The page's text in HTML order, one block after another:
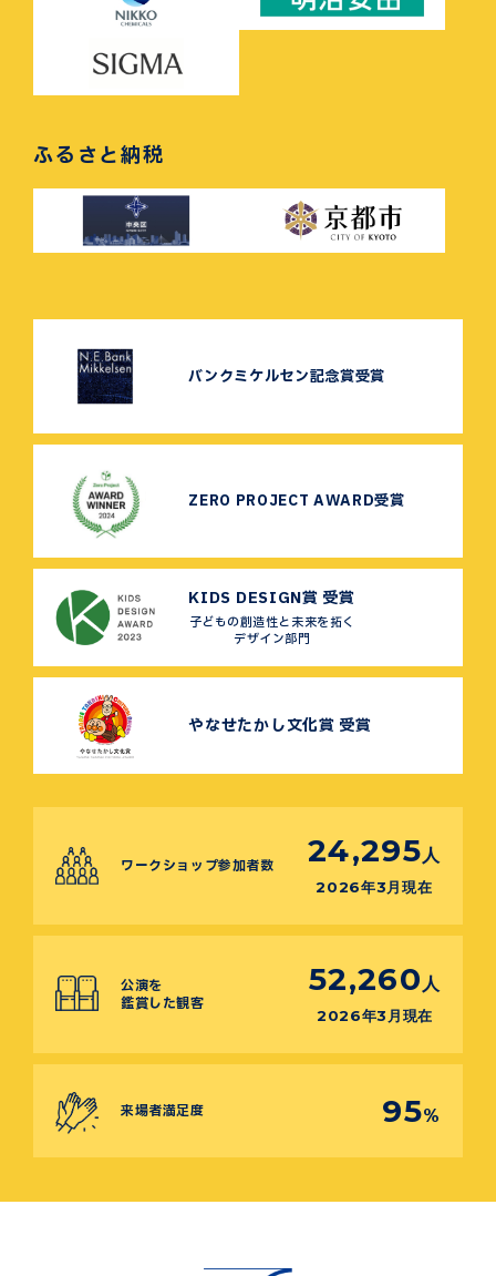
ふるさと納税
バンクミケルセン記念賞受賞
ZERO PROJECT AWARD受賞
KIDS DESIGN賞 受賞
子どもの創造性と未来を拓く
デザイン部門
やなせたかし文化賞 受賞
ワークショップ参加者数 24,295 人
2026年3月現在
公演を
鑑賞した観客
52,260 人
2026年3月現在
来場者満足度 95%